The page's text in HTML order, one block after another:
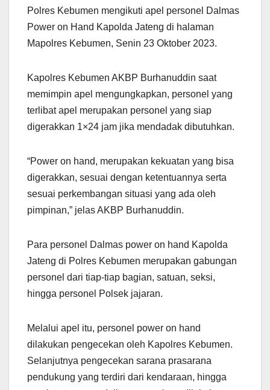
Polres Kebumen mengikuti apel personel Dalmas
Power on Hand Kapolda Jateng di halaman
Mapolres Kebumen, Senin 23 Oktober 2023.
Kapolres Kebumen AKBP Burhanuddin saat
memimpin apel mengungkapkan, personel yang
terlibat apel merupakan personel yang siap
digerakkan 1×24 jam jika mendadak dibutuhkan.
“Power on hand, merupakan kekuatan yang bisa
digerakkan, sesuai dengan ketentuannya serta
sesuai perkembangan situasi yang ada oleh
pimpinan,” jelas AKBP Burhanuddin.
Para personel Dalmas power on hand Kapolda
Jateng di Polres Kebumen merupakan gabungan
personel dari tiap-tiap bagian, satuan, seksi,
hingga personel Polsek jajaran.
Melalui apel itu, personel power on hand
dilakukan pengecekan oleh Kapolres Kebumen.
Selanjutnya pengecekan sarana prasarana
pendukung yang terdiri dari kendaraan, hingga